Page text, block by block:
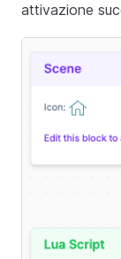
attivazione